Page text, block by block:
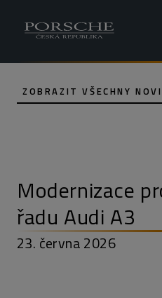
ZOBRAZIT VŠECHNY
Modernizace
řadu Audi A3
23. června 2026